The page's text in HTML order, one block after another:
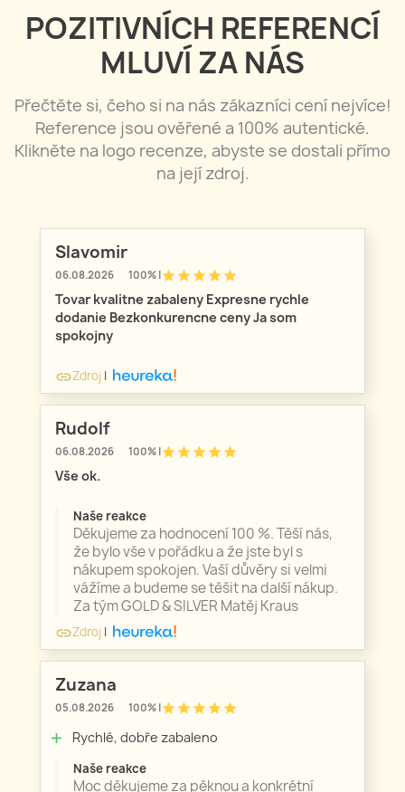
POZITIVNÍCH REFERENCÍ
MLUVÍ ZA NÁS
Přečtěte si, čeho si na nás zákazníci cení nejvíce!
Reference jsou ověřené a 100% autentické.
Klikněte na logo recenze, abyste se dostali přímo
na její zdroj.
Slavomir
06.08.2026 100% |starstarstarstarstar
Tovar kvalitne zabaleny Expresne rychle
dodanie Bezkonkurencne ceny Ja som
spokojny
linkZdroj |
Rudolf
06.08.2026 100% |starstarstarstarstar
Vše ok.
Naše reakce
Děkujeme za hodnocení 100 %. Těší nás,
že bylo vše v pořádku a že jste byl s
nákupem spokojen. Vaší důvěry si velmi
vážíme a budeme se těšit na další nákup.
Za tým GOLD & SILVER Matěj Kraus
linkZdroj |
Zuzana
05.08.2026 100% |starstarstarstarstar
add Rychlé, dobře zabaleno
Naše reakce
Moc děkujeme za pěknou a konkrétní